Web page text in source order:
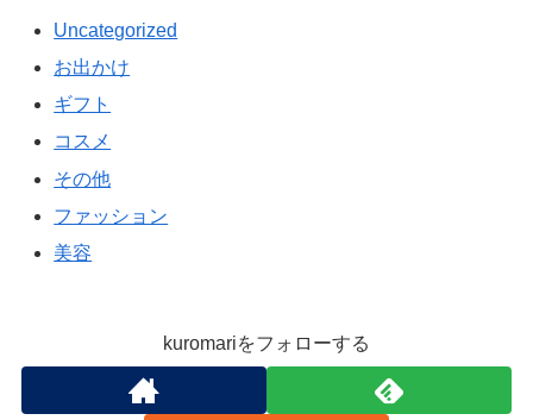
Uncategorized
お出かけ
ギフト
コスメ
その他
ファッション
美容
kuromariをフォローする